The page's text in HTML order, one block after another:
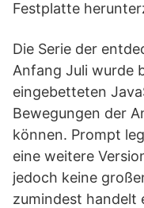
Festplatte
Die Serie der
Anfang Juli wurde
eingebetteten
Bewegungen der
können. Prompt
eine weitere
jedoch keine
zumindest handelt